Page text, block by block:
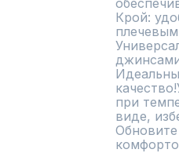
Крой:
при
виде,